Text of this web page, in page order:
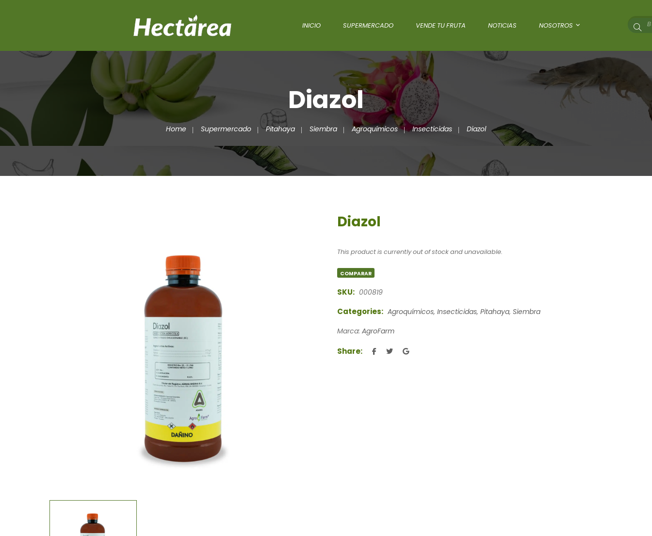
INICIO SUPERMERCADO VENDE TU FRUTA NOTICIAS NOSOTROS
Diazol
Home Supermercado Pitahaya Siembra Agroquímicos Insecticidas Diazol
Diazol
This product is currently out of stock and unavailable.
COMPARAR
SKU: 000819
Categories: Agroquímicos, Insecticidas, Pitahaya, Siembra
Marca: AgroFarm
Share: